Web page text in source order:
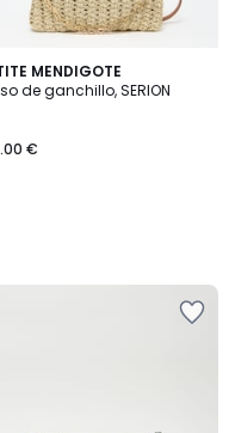
MENDIGOTE
de ganchillo, SERION
€